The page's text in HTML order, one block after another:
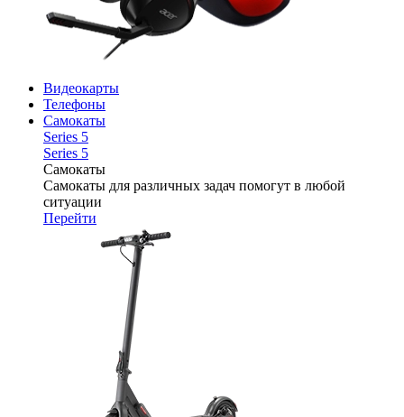
Видеокарты
Телефоны
Самокаты
Series 5
Series 5
Самокаты
Самокаты для различных задач помогут в любой
ситуации
Перейти